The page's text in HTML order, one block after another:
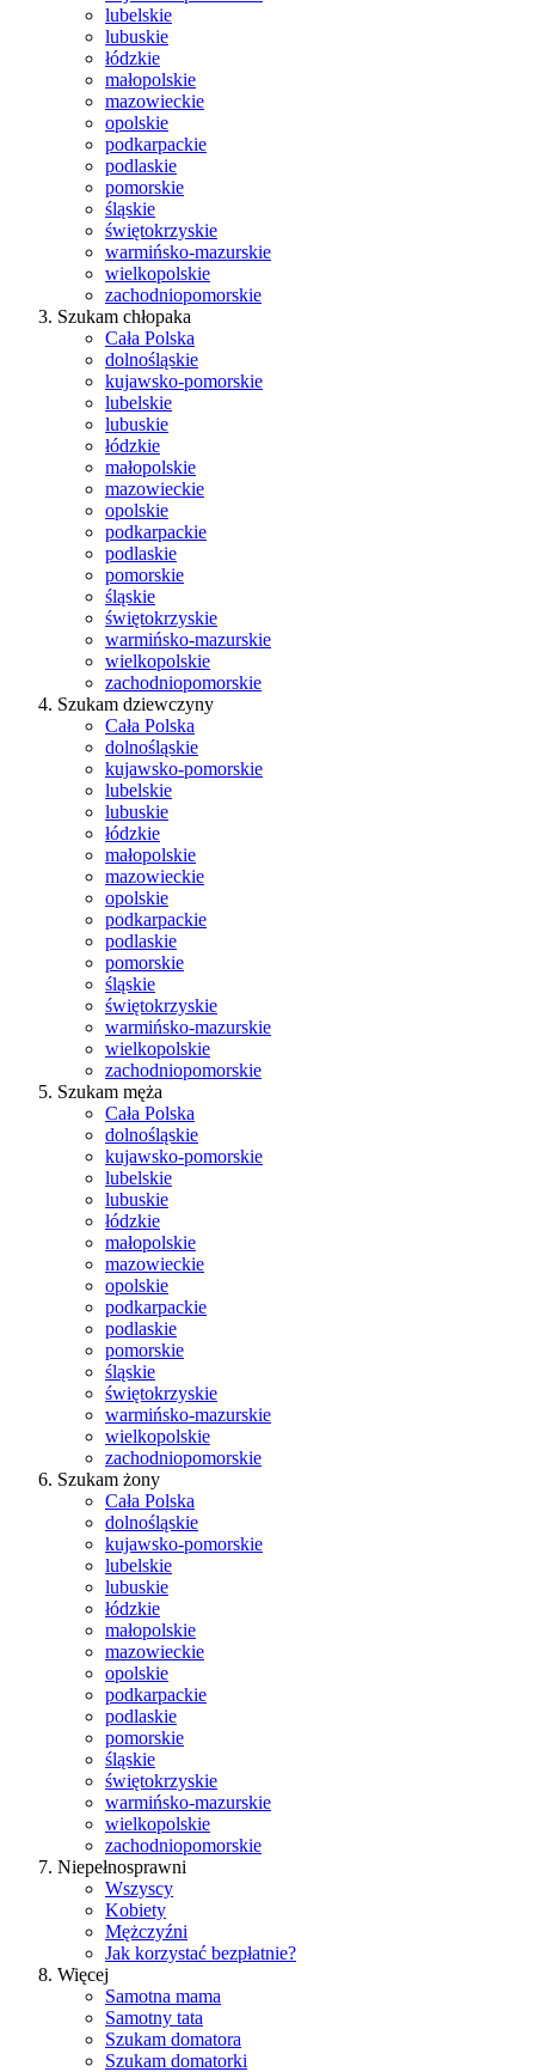
lubelskie
lubuskie
łódzkie
małopolskie
mazowieckie
opolskie
podkarpackie
podlaskie
pomorskie
śląskie
świętokrzyskie
warmińsko-mazurskie
wielkopolskie
zachodniopomorskie
Szukam chłopaka
Cała Polska
dolnośląskie
kujawsko-pomorskie
lubelskie
lubuskie
łódzkie
małopolskie
mazowieckie
opolskie
podkarpackie
podlaskie
pomorskie
śląskie
świętokrzyskie
warmińsko-mazurskie
wielkopolskie
zachodniopomorskie
Szukam dziewczyny
Cała Polska
dolnośląskie
kujawsko-pomorskie
lubelskie
lubuskie
łódzkie
małopolskie
mazowieckie
opolskie
podkarpackie
podlaskie
pomorskie
śląskie
świętokrzyskie
warmińsko-mazurskie
wielkopolskie
zachodniopomorskie
Szukam męża
Cała Polska
dolnośląskie
kujawsko-pomorskie
lubelskie
lubuskie
łódzkie
małopolskie
mazowieckie
opolskie
podkarpackie
podlaskie
pomorskie
śląskie
świętokrzyskie
warmińsko-mazurskie
wielkopolskie
zachodniopomorskie
Szukam żony
Cała Polska
dolnośląskie
kujawsko-pomorskie
lubelskie
lubuskie
łódzkie
małopolskie
mazowieckie
opolskie
podkarpackie
podlaskie
pomorskie
śląskie
świętokrzyskie
warmińsko-mazurskie
wielkopolskie
zachodniopomorskie
Niepełnosprawni
Wszyscy
Kobiety
Mężczyźni
Jak korzystać bezpłatnie?
Więcej
Samotna mama
Samotny tata
Szukam domatora
Szukam domatorki